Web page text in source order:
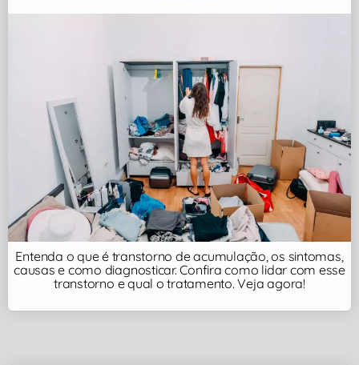
Entenda o que é transtorno de acumulação, os sintomas,
causas e como diagnosticar. Confira como lidar com esse
transtorno e qual o tratamento. Veja agora!